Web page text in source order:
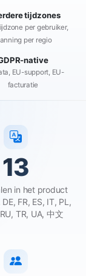
tijdzones
per gebruiker,
per regio
native
EU-support, EU-
facturatie
13
in het product
FR, ES, IT, PL,
TR, UA, 中文